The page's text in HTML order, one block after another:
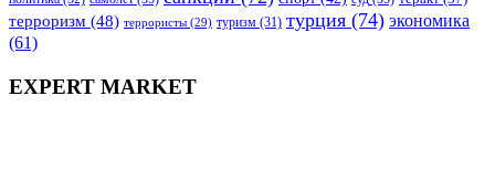
терроризм (48) террористы (29) туризм (31) турция (74) экономика
(61)
EXPERT MARKET